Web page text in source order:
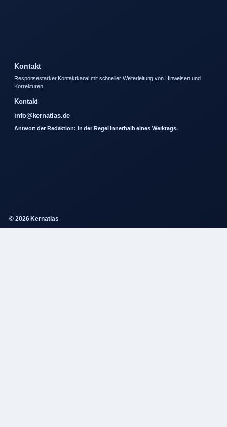
Kontakt
Responsestarker Kontaktkanal mit schneller Weiterleitung von Hinweisen und
Korrekturen.
Kontakt
info@kernatlas.de
Antwort der Redaktion: in der Regel innerhalb eines Werktags.
© 2026 Kernatlas